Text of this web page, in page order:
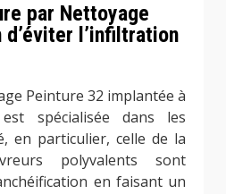
par Nettoyage
l’infiltration
Peinture 32 implantée à
spécialisée dans les
en particulier, celle de la
polyvalents sont
en faisant un